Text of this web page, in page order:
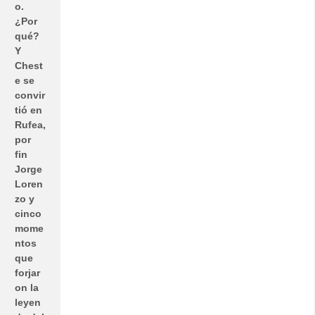
o.
¿Por
qué?
Y
Chest
e se
convir
tió en
Rufea,
por
fin
Jorge
Loren
zo y
cinco
mome
ntos
que
forjar
on la
leyen